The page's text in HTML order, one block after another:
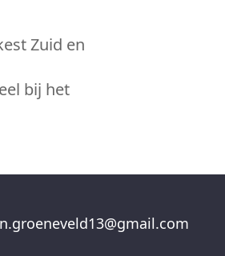
Zuid en
bij het